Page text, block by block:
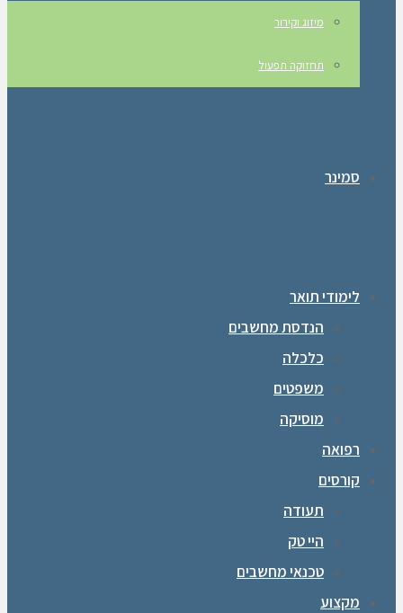
מיזוג וקירור
תחזוקה תפעול
סמינר
לימודי תואר
הנדסת מחשבים
כלכלה
משפטים
מוסיקה
רפואה
קורסים
תעודה
היי טק
טכנאי מחשבים
מקצוע